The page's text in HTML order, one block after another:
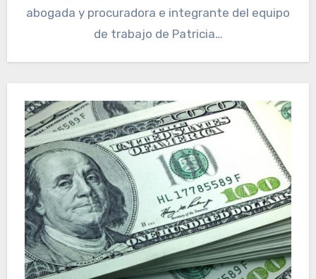
abogada y procuradora e integrante del equipo
de trabajo de Patricia…